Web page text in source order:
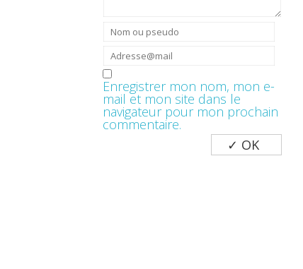
Enregistrer mon nom, mon e-
mail et mon site dans le
navigateur pour mon prochain
commentaire.